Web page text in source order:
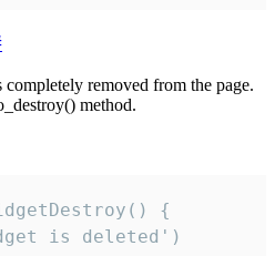
removed from the page.
method.
{
is deleted')